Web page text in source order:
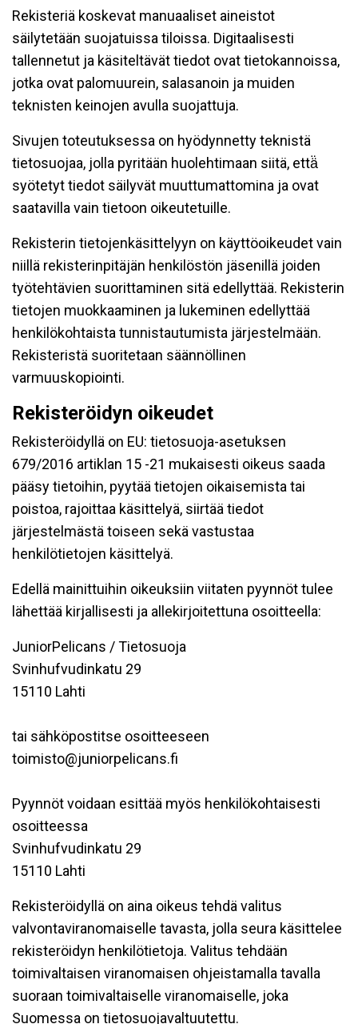
Rekisteriä koskevat manuaaliset aineistot
säilytetään suojatuissa tiloissa. Digitaalisesti
tallennetut ja käsiteltävät tiedot ovat tietokannoissa,
jotka ovat palomuurein, salasanoin ja muiden
teknisten keinojen avulla suojattuja.
Sivujen toteutuksessa on hyödynnetty teknistä
tietosuojaa, jolla pyritään huolehtimaan siitä, että̈
syötetyt tiedot säilyvät muuttumattomina ja ovat
saatavilla vain tietoon oikeutetuille.
Rekisterin tietojenkäsittelyyn on käyttöoikeudet vain
niillä rekisterinpitäjän henkilöstön jäsenillä joiden
työtehtävien suorittaminen sitä edellyttää. Rekisterin
tietojen muokkaaminen ja lukeminen edellyttää
henkilökohtaista tunnistautumista järjestelmään.
Rekisteristä suoritetaan säännöllinen
varmuuskopiointi.
Rekisteröidyn oikeudet
Rekisteröidyllä on EU: tietosuoja-asetuksen
679/2016 artiklan 15 -21 mukaisesti oikeus saada
pääsy tietoihin, pyytää tietojen oikaisemista tai
poistoa, rajoittaa käsittelyä, siirtää tiedot
järjestelmästä toiseen sekä vastustaa
henkilötietojen käsittelyä.
Edellä mainittuihin oikeuksiin viitaten pyynnöt tulee
lähettää kirjallisesti ja allekirjoitettuna osoitteella:
JuniorPelicans / Tietosuoja
Svinhufvudinkatu 29
15110 Lahti
tai sähköpostitse osoitteeseen
toimisto@juniorpelicans.fi
Pyynnöt voidaan esittää myös henkilökohtaisesti
osoitteessa
Svinhufvudinkatu 29
15110 Lahti
Rekisteröidyllä on aina oikeus tehdä valitus
valvontaviranomaiselle tavasta, jolla seura käsittelee
rekisteröidyn henkilötietoja. Valitus tehdään
toimivaltaisen viranomaisen ohjeistamalla tavalla
suoraan toimivaltaiselle viranomaiselle, joka
Suomessa on tietosuojavaltuutettu.